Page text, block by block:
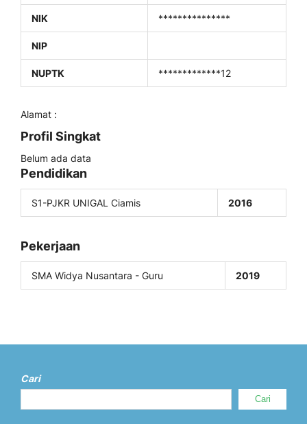
NIK ***************
NIP
NUPTK *************12
Alamat :
Profil Singkat
Belum ada data
Pendidikan
S1-PJKR UNIGAL Ciamis 2016
Pekerjaan
SMA Widya Nusantara - Guru 2019
Cari
Cari